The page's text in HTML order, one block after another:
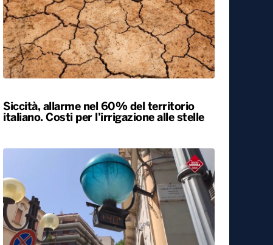
Siccità, allarme nel 60% del territorio
italiano. Costi per l’irrigazione alle stelle